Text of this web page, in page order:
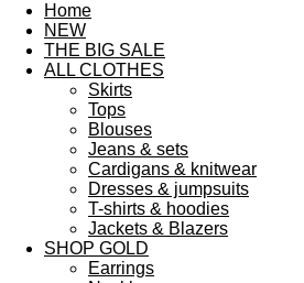
Home
NEW
THE BIG SALE
ALL CLOTHES
Skirts
Tops
Blouses
Jeans & sets
Cardigans & knitwear
Dresses & jumpsuits
T-shirts & hoodies
Jackets & Blazers
SHOP GOLD
Earrings